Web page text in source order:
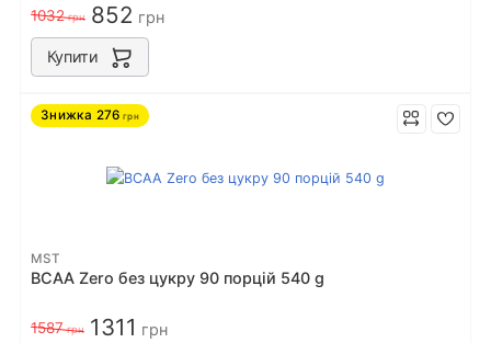
1032грн 852 грн
Купити
Знижка 276 грн
MST
BCAA Zero без цукру 90 порцiй 540 g
1587грн 1311 грн